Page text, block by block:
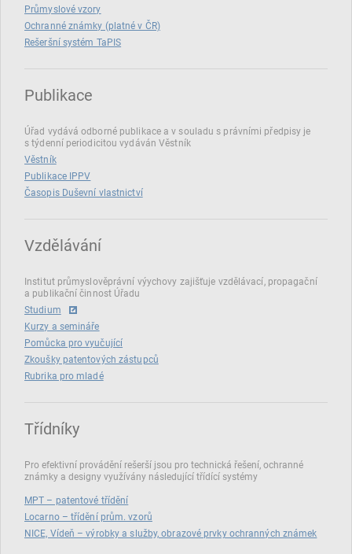
Průmyslové vzory
Ochranné známky (platné v ČR)
Rešeršní systém TaPIS
Publikace
Úřad vydává odborné publikace a v souladu s právními předpisy je
s týdenní periodicitou vydáván Věstník
Věstník
Publikace IPPV
Časopis Duševní vlastnictví
Vzdělávání
Institut průmyslověprávní výychovy zajišťuje vzdělávací, propagační
a publikační činnost Úřadu
Studium
Kurzy a semináře
Pomůcka pro vyučující
Zkoušky patentových zástupců
Rubrika pro mladé
Třídníky
Pro efektivní provádění rešerší jsou pro technická řešení, ochranné
známky a designy využívány následující třídící systémy
MPT – patentové třídění
Locarno – třídění prům. vzorů
NICE, Vídeň – výrobky a služby, obrazové prvky ochranných známek